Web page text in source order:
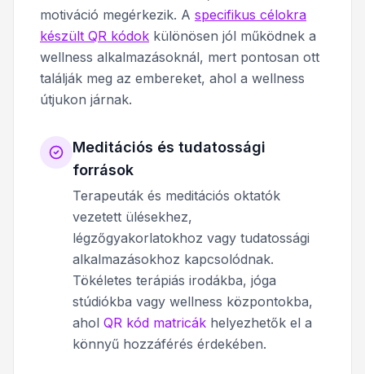
motiváció megérkezik. A specifikus célokra
készült QR kódok különösen jól működnek a
wellness alkalmazásoknál, mert pontosan ott
találják meg az embereket, ahol a wellness
útjukon járnak.
Meditációs és tudatossági
források
Terapeuták és meditációs oktatók
vezetett ülésekhez,
légzőgyakorlatokhoz vagy tudatossági
alkalmazásokhoz kapcsolódnak.
Tökéletes terápiás irodákba, jóga
stúdiókba vagy wellness központokba,
ahol QR kód matricák helyezhetők el a
könnyű hozzáférés érdekében.